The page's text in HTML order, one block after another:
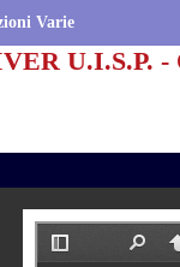
Varie
U.I.S.P. -